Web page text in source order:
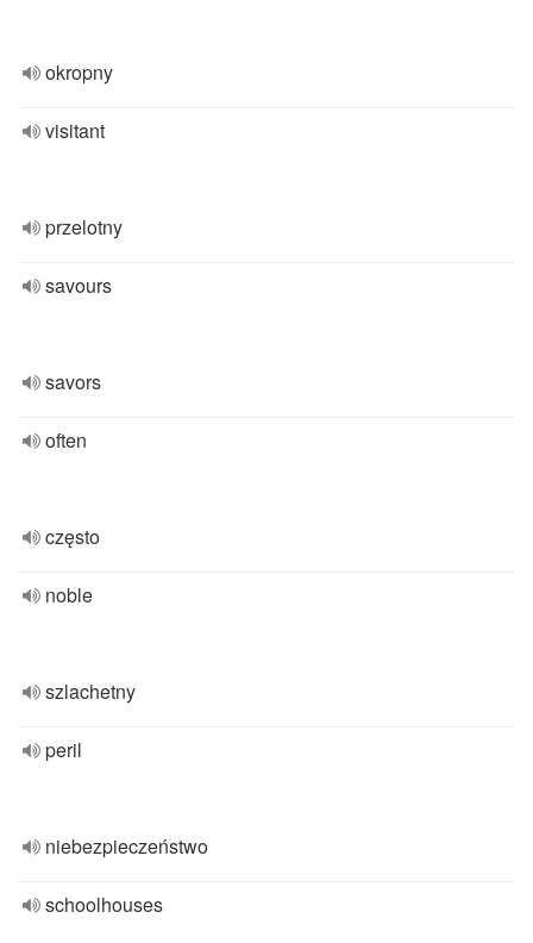
okropny
visitant
przelotny
savours
savors
often
często
noble
szlachetny
peril
niebezpieczeństwo
schoolhouses